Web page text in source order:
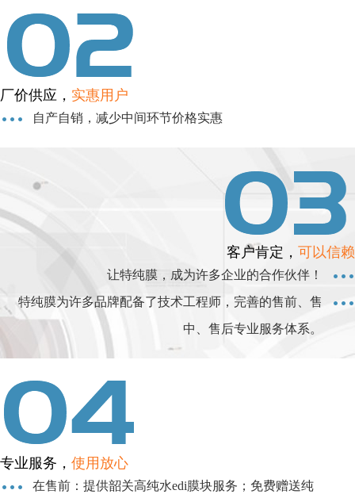
厂价供应， 实惠用户
自产自销，减少中间环节价格实惠
客户肯定， 可以信赖
让特纯膜，成为许多企业的合作伙伴！
特纯膜为许多品牌配备了技术工程师，完善的售前、售
中、售后专业服务体系。
专业服务， 使用放心
在售前：提供韶关高纯水edi膜块服务；免费赠送纯